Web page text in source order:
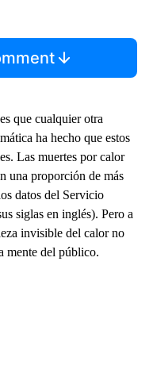
que cualquier otra
ha hecho que estos
Las muertes por calor
una proporción de más
datos del Servicio
siglas en inglés). Pero a
invisible del calor no
mente del público.